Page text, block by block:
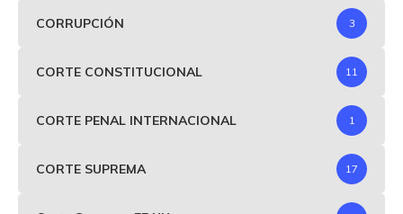
CORRUPCIÓN 3
CORTE CONSTITUCIONAL 11
CORTE PENAL INTERNACIONAL 1
CORTE SUPREMA 17